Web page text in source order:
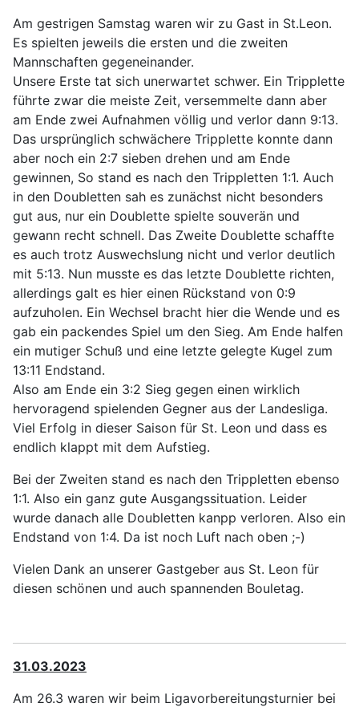
Am gestrigen Samstag waren wir zu Gast in St.Leon.
Es spielten jeweils die ersten und die zweiten
Mannschaften gegeneinander.
Unsere Erste tat sich unerwartet schwer. Ein Tripplette
führte zwar die meiste Zeit, versemmelte dann aber
am Ende zwei Aufnahmen völlig und verlor dann 9:13.
Das ursprünglich schwächere Tripplette konnte dann
aber noch ein 2:7 sieben drehen und am Ende
gewinnen, So stand es nach den Trippletten 1:1. Auch
in den Doubletten sah es zunächst nicht besonders
gut aus, nur ein Doublette spielte souverän und
gewann recht schnell. Das Zweite Doublette schaffte
es auch trotz Auswechslung nicht und verlor deutlich
mit 5:13. Nun musste es das letzte Doublette richten,
allerdings galt es hier einen Rückstand von 0:9
aufzuholen. Ein Wechsel bracht hier die Wende und es
gab ein packendes Spiel um den Sieg. Am Ende halfen
ein mutiger Schuß und eine letzte gelegte Kugel zum
13:11 Endstand.
Also am Ende ein 3:2 Sieg gegen einen wirklich
hervoragend spielenden Gegner aus der Landesliga.
Viel Erfolg in dieser Saison für St. Leon und dass es
endlich klappt mit dem Aufstieg.
Bei der Zweiten stand es nach den Trippletten ebenso
1:1. Also ein ganz gute Ausgangssituation. Leider
wurde danach alle Doubletten kanpp verloren. Also ein
Endstand von 1:4. Da ist noch Luft nach oben ;-)
Vielen Dank an unserer Gastgeber aus St. Leon für
diesen schönen und auch spannenden Bouletag.
31.03.2023
Am 26.3 waren wir beim Ligavorbereitungsturnier bei